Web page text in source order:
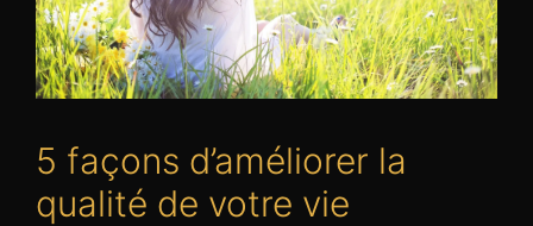
5 façons d’améliorer la
qualité de votre vie